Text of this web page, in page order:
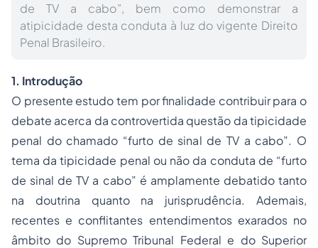
de TV a cabo”, bem como demonstrar a
atipicidade desta conduta à luz do vigente Direito
Penal Brasileiro.
1. Introdução
O presente estudo tem por finalidade contribuir para o
debate acerca da controvertida questão da tipicidade
penal do chamado “furto de sinal de TV a cabo”. O
tema da tipicidade penal ou não da conduta de “furto
de sinal de TV a cabo” é amplamente debatido tanto
na doutrina quanto na jurisprudência. Ademais,
recentes e conflitantes entendimentos exarados no
âmbito do Supremo Tribunal Federal e do Superior